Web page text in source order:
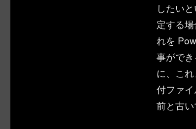
したい
定する
れを
事がで
に、こ
付ファ
前と古い